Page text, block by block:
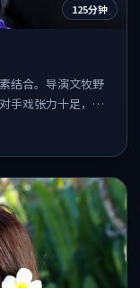
125分钟
结合。导演文牧野
手戏张力十足，情